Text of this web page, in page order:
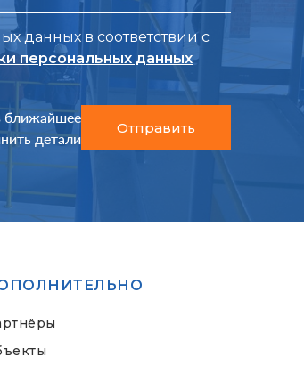
данных в соответствии с
персональных данных
ближайшее
детали
Отправить